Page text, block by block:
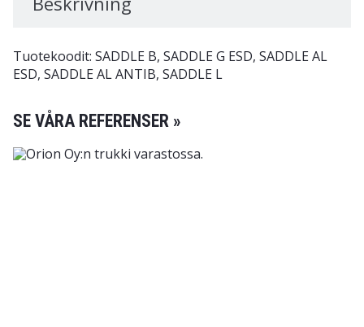
Tuotekoodit: SADDLE B, SADDLE G ESD, SADDLE AL
ESD, SADDLE AL ANTIB, SADDLE L
SE VÅRA REFERENSER »